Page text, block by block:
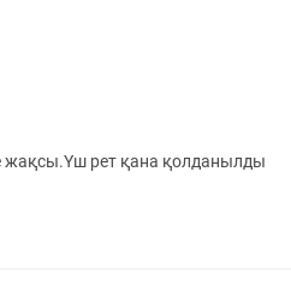
рет қана қолданылды